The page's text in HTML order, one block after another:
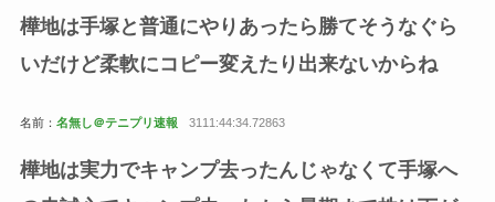
樺地は手塚と普通にやりあったら勝てそうなぐら
いだけど柔軟にコピー変えたり出来ないからね
名前： 名無し＠テニプリ速報 3111:44:34.72863
樺地は実力でキャンプ去ったんじゃなくて手塚へ